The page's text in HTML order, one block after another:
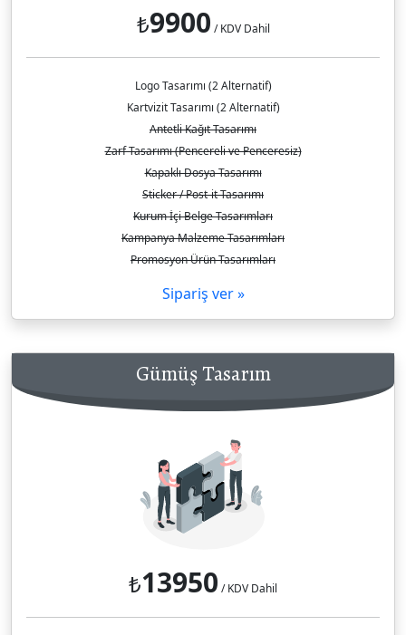
₺9900 / KDV Dahil
Logo Tasarımı (2 Alternatif)
Kartvizit Tasarımı (2 Alternatif)
Antetli Kağıt Tasarımı
Zarf Tasarımı (Pencereli ve Penceresiz)
Kapaklı Dosya Tasarımı
Sticker / Post-it Tasarımı
Kurum İçi Belge Tasarımları
Kampanya Malzeme Tasarımları
Promosyon Ürün Tasarımları
Sipariş ver »
Gümüş Tasarım
₺13950 / KDV Dahil